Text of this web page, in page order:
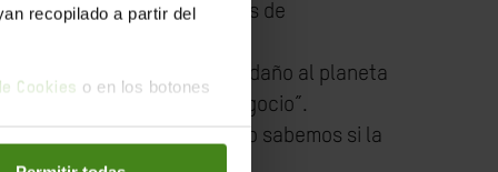
recopilado a partir del
Cookies o en los botones
eludir sus obligaciones de
derechos humanos y el daño al planeta
financieros limpien el negocio”.
hasta el punto de que no sabemos si la